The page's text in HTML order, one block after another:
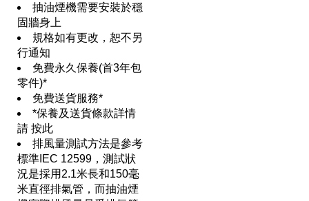
抽油煙機需要安裝於穩
固牆身上
規格如有更改，恕不另
行通知
免費永久保養(首3年包
零件)*
免費送貨服務*
*保養及送貨條款詳情
請 按此
排風量測試方法是參考
標準IEC 12599，測試狀
況是採用2.1米長和150毫
米直徑排氣管，而抽油煙